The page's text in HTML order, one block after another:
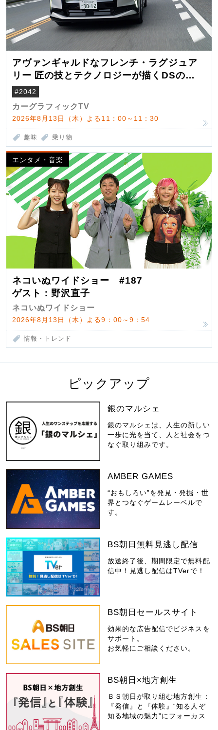
アヴァンギャルドなフレンチ・ラグジュア
リー 匠の技とテクノロジーが描くDSの世
界観
#2042
カーグラフィックTV
2026年8月13日（木）よる11：00～11：30
趣味 乗り物
エンタメ・音楽
ネコいぬワイドショー #187
ゲスト：野沢直子
ネコいぬワイドショー
2026年8月13日（木）よる9：00～9：54
情報・トレンド
ピックアップ
銀のマルシェ
銀のマルシェは、人生の新しい
一歩に光を当て、人と社会をつ
なぐ取り組みです。
AMBER GAMES
“おもしろい”を発見・発掘・世
界とつなぐゲームレーベルで
す。
BS朝日無料見逃し配信
放送終了後、期間限定で無料配
信中！見逃し配信はTVerで！
BS朝日セールスサイト
効果的な広告配信でビジネスを
サポート。
お気軽にご相談ください。
BS朝日×地方創生
ＢＳ朝日が取り組む地方創生：
『発信』と『体験』“知る人ぞ
知る地域の魅力”にフォーカス